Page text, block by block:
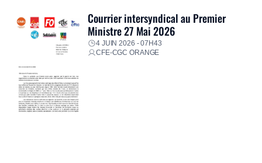
Courrier intersyndical au Premier
Ministre 27 Mai 2026
4 JUIN 2026 - 07H43
CFE-CGC ORANGE